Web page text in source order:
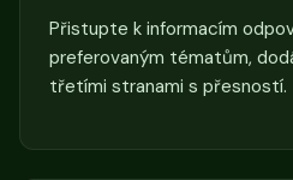
Přistupte k informacím
preferovaným tématům,
třetími stranami s přesností.